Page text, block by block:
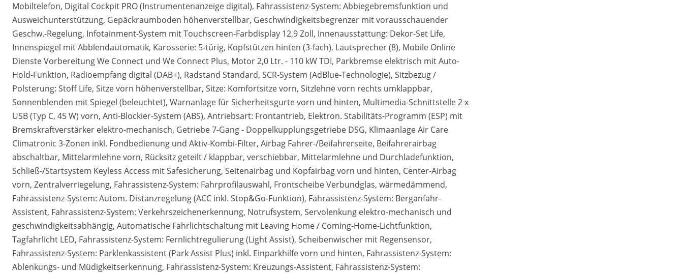
Mobiltelefon, Digital Cockpit PRO (Instrumentenanzeige digital), Fahrassistenz-System: Abbiegebremsfunktion und
Ausweichunterstützung, Gepäckraumboden höhenverstellbar, Geschwindigkeitsbegrenzer mit vorausschauender
Geschw.-Regelung, Infotainment-System mit Touchscreen-Farbdisplay 12,9 Zoll, Innenausstattung: Dekor-Set Life,
Innenspiegel mit Abblendautomatik, Karosserie: 5-türig, Kopfstützen hinten (3-fach), Lautsprecher (8), Mobile Online
Dienste Vorbereitung We Connect und We Connect Plus, Motor 2,0 Ltr. - 110 kW TDI, Parkbremse elektrisch mit Auto-
Hold-Funktion, Radioempfang digital (DAB+), Radstand Standard, SCR-System (AdBlue-Technologie), Sitzbezug /
Polsterung: Stoff Life, Sitze vorn höhenverstellbar, Sitze: Komfortsitze vorn, Sitzlehne vorn rechts umklappbar,
Sonnenblenden mit Spiegel (beleuchtet), Warnanlage für Sicherheitsgurte vorn und hinten, Multimedia-Schnittstelle 2 x
USB (Typ C, 45 W) vorn, Anti-Blockier-System (ABS), Antriebsart: Frontantrieb, Elektron. Stabilitäts-Programm (ESP) mit
Bremskraftverstärker elektro-mechanisch, Getriebe 7-Gang - Doppelkupplungsgetriebe DSG, Klimaanlage Air Care
Climatronic 3-Zonen inkl. Fondbedienung und Aktiv-Kombi-Filter, Airbag Fahrer-/Beifahrerseite, Beifahrerairbag
abschaltbar, Mittelarmlehne vorn, Rücksitz geteilt / klappbar, verschiebbar, Mittelarmlehne und Durchladefunktion,
Schließ-/Startsystem Keyless Access mit Safesicherung, Seitenairbag und Kopfairbag vorn und hinten, Center-Airbag
vorn, Zentralverriegelung, Fahrassistenz-System: Fahrprofilauswahl, Frontscheibe Verbundglas, wärmedämmend,
Fahrassistenz-System: Autom. Distanzregelung (ACC inkl. Stop&Go-Funktion), Fahrassistenz-System: Berganfahr-
Assistent, Fahrassistenz-System: Verkehrszeichenerkennung, Notrufsystem, Servolenkung elektro-mechanisch und
geschwindigkeitsabhängig, Automatische Fahrlichtschaltung mit Leaving Home / Coming-Home-Lichtfunktion,
Tagfahrlicht LED, Fahrassistenz-System: Fernlichtregulierung (Light Assist), Scheibenwischer mit Regensensor,
Fahrassistenz-System: Parklenkassistent (Park Assist Plus) inkl. Einparkhilfe vorn und hinten, Fahrassistenz-System:
Ablenkungs- und Müdigkeitserkennung, Fahrassistenz-System: Kreuzungs-Assistent, Fahrassistenz-System: